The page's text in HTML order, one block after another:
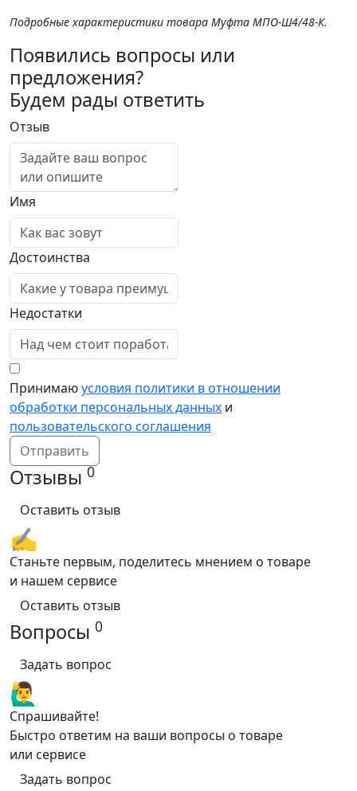
Подробные характеристики товара Муфта МПО-Ш4/48-К.
Появились вопросы или
предложения?
Будем рады ответить
Отзыв
Имя
Достоинства
Недостатки
Принимаюусловия политики в отношении
обработки персональных данных и
пользовательского соглашения
Отправить
Отзывы 0
Оставить отзыв
✍️
Станьте первым, поделитесь мнением о товаре
и нашем сервисе
Оставить отзыв
Вопросы 0
Задать вопрос
🙋‍♂️
Спрашивайте!
Быстро ответим на ваши вопросы о товаре
или сервисе
Задать вопрос